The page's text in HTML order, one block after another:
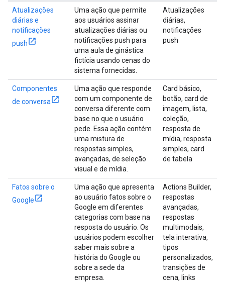
Atualizações
diárias e
notificações
push
Uma ação que permite
aos usuários assinar
atualizações diárias ou
notificações push para
uma aula de ginástica
fictícia usando cenas do
sistema fornecidas.
Atualizações
diárias,
notificações
push
Componentes
de conversa
Uma ação que responde
com um componente de
conversa diferente com
base no que o usuário
pede. Essa ação contém
uma mistura de
respostas simples,
avançadas, de seleção
visual e de mídia.
Card básico,
botão, card de
imagem, lista,
coleção,
resposta de
mídia, resposta
simples, card
de tabela
Fatos sobre o
Google
Uma ação que apresenta
ao usuário fatos sobre o
Google em diferentes
categorias com base na
resposta do usuário. Os
usuários podem escolher
saber mais sobre a
história do Google ou
sobre a sede da
empresa.
Actions Builder,
respostas
avançadas,
respostas
multimodais,
tela interativa,
tipos
personalizados,
transições de
cena, links